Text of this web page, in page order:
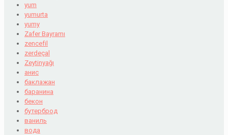
yum
yumurta
yumy
Zafer Bayramı
zencefil
zerdeçal
Zeytinyağı
анис
баклажан
баранина
бекон
бутерброд
ваниль
вода